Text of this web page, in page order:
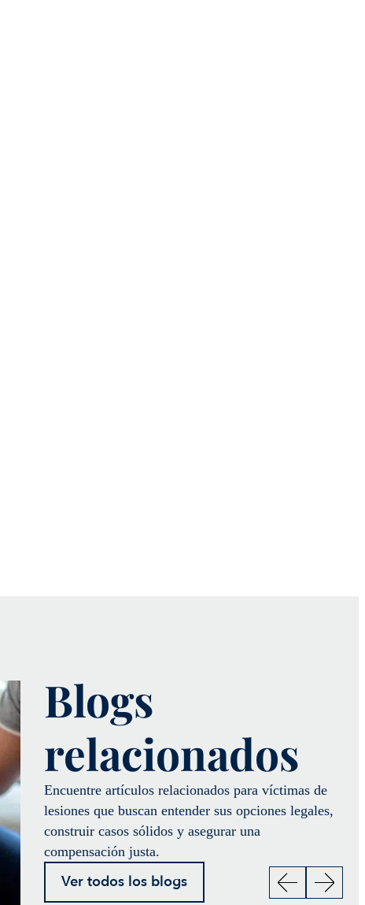
Blogs
relacionados
Encuentre artículos relacionados para víctimas de
lesiones que buscan entender sus opciones legales,
construir casos sólidos y asegurar una
compensación justa.
Ver todos los blogs